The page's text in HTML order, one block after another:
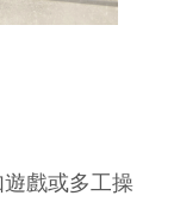
戲或多工操